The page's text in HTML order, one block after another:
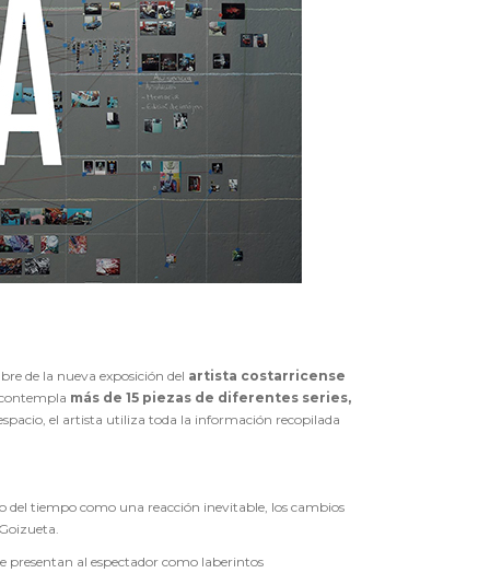
de la nueva exposición del artista costarricense
más de 15 piezas de diferentes series,
el artista utiliza toda la información recopilada
del tiempo como una reacción inevitable, los cambios
presentan al espectador como laberintos